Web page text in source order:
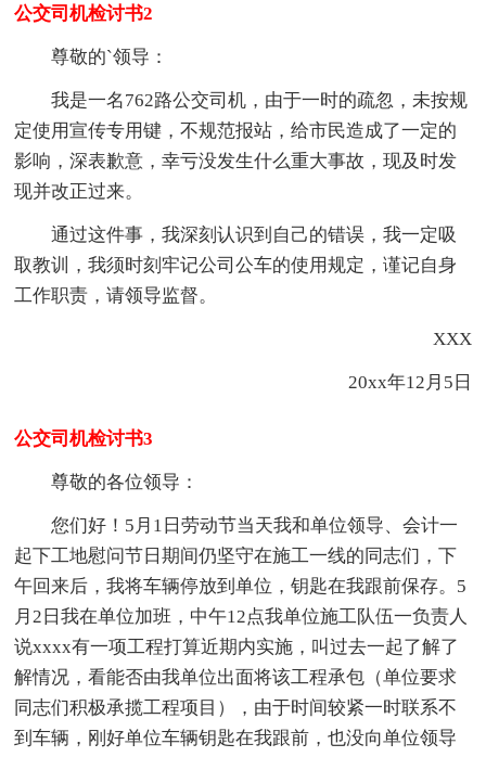
公交司机检讨书2
尊敬的`领导：
我是一名762路公交司机，由于一时的疏忽，未按规
定使用宣传专用键，不规范报站，给市民造成了一定的
影响，深表歉意，幸亏没发生什么重大事故，现及时发
现并改正过来。
通过这件事，我深刻认识到自己的错误，我一定吸
取教训，我须时刻牢记公司公车的使用规定，谨记自身
工作职责，请领导监督。
XXX
20xx年12月5日
公交司机检讨书3
尊敬的各位领导：
您们好！5月1日劳动节当天我和单位领导、会计一
起下工地慰问节日期间仍坚守在施工一线的同志们，下
午回来后，我将车辆停放到单位，钥匙在我跟前保存。5
月2日我在单位加班，中午12点我单位施工队伍一负责人
说xxxx有一项工程打算近期内实施，叫过去一起了解了
解情况，看能否由我单位出面将该工程承包（单位要求
同志们积极承揽工程项目），由于时间较紧一时联系不
到车辆，刚好单位车辆钥匙在我跟前，也没向单位领导